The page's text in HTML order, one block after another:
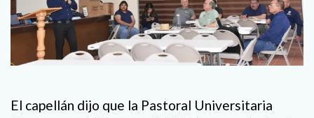
El capellán dijo que la Pastoral Universitaria